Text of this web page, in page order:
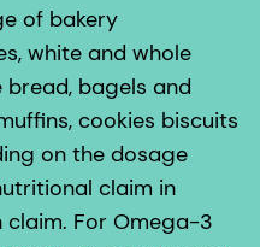
cookies biscuits
on the dosage
claim in
For Omega-3
3®
powder and
foods such as bagels,
bars and tortillas.